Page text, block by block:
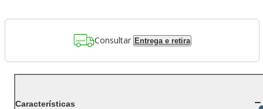
Consultar Entrega e retira
Características